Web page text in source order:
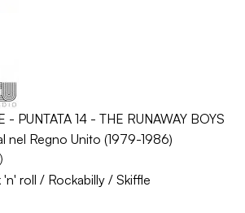
- PUNTATA 14 - THE RUNAWAY BOYS
nel Regno Unito (1979-1986)
'n' roll / Rockabilly / Skiffle